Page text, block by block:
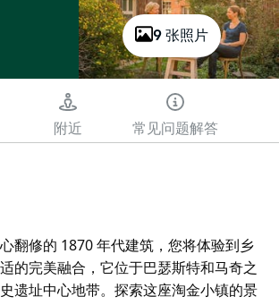
9 张照片
附近 常见问题解答
翻修的 1870 年代建筑，您将体验到乡
的完美融合，它位于巴瑟斯特和马奇之
遗址中心地带。探索这座淘金小镇的景